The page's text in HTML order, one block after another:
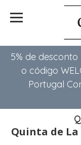
5% de
o código
Portugal
Quinta de La